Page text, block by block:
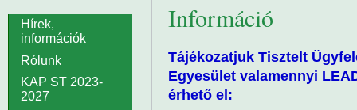
Információ
Tájékozatjuk Tisztelt
Egyesület valamennyi
érhető el:
Hírek,
információk
Rólunk
KAP ST 2023-
2027